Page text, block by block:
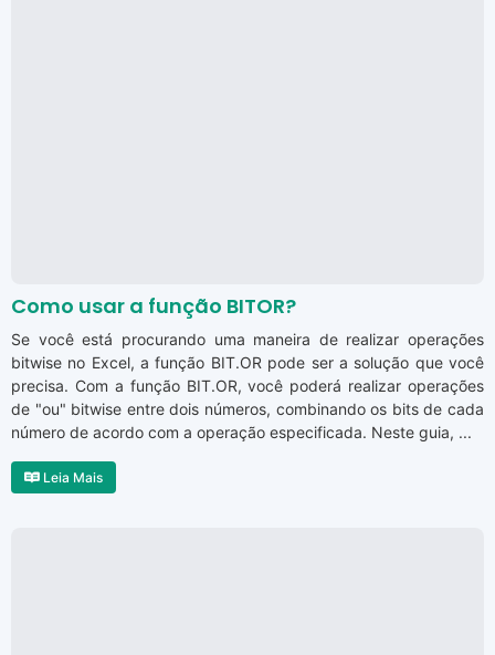
Como usar a função BITOR?
Se você está procurando uma maneira de realizar operações
bitwise no Excel, a função BIT.OR pode ser a solução que você
precisa. Com a função BIT.OR, você poderá realizar operações
de "ou" bitwise entre dois números, combinando os bits de cada
número de acordo com a operação especificada. Neste guia, ...
Leia Mais